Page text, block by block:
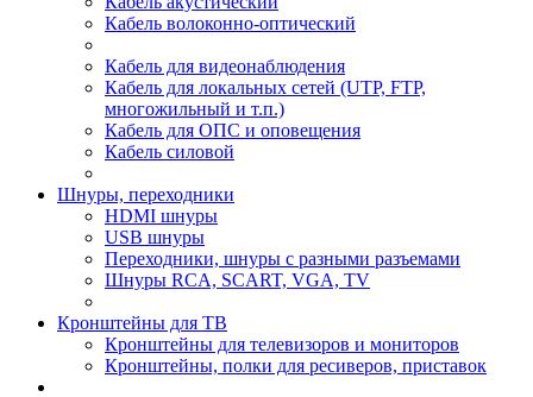
Кабель волоконно-оптический
Кабель для видеонаблюдения
Кабель для локальных сетей (UTP, FTP,
многожильный и т.п.)
Кабель для ОПС и оповещения
Кабель силовой
Шнуры, переходники
HDMI шнуры
USB шнуры
Переходники, шнуры с разными разъемами
Шнуры RCA, SCART, VGA, TV
Кронштейны для ТВ
Кронштейны для телевизоров и мониторов
Кронштейны, полки для ресиверов, приставок